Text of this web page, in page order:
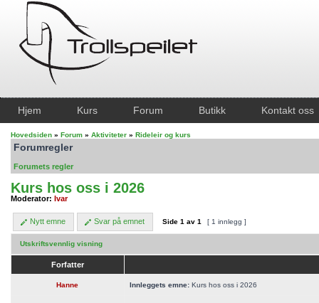
Hjem Kurs Forum Butikk Kontakt oss
Hovedsiden » Forum » Aktiviteter » Rideleir og kurs
Forumregler
Forumets regler
Kurs hos oss i 2026
Moderator: Ivar
Nytt emne Svar på emnet Side 1 av 1 [ 1 innlegg ]
Utskriftsvennlig visning
Forfatter
Hanne Innleggets emne: Kurs hos oss i 2026